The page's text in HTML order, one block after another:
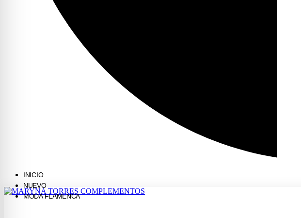
INICIO
NUEVO
MODA FLAMENCA